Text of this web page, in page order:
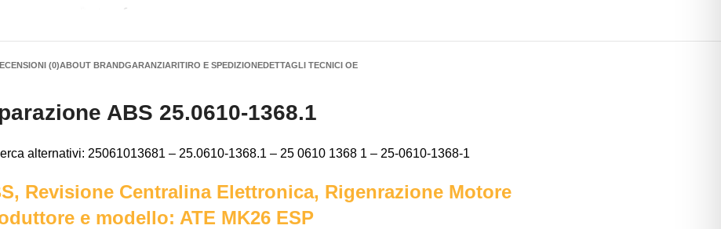
(0)ABOUT BRANDGARANZIARITIRO E SPEDIZIONEDETTAGLI TECNICI OE
ABS 25.0610-1368.1
alternativi: 25061013681 – 25.0610-1368.1 – 25 0610 1368 1 – 25-0610-1368-1
Revisione Centralina Elettronica, Rigenrazione Motore
e modello: ATE MK26 ESP